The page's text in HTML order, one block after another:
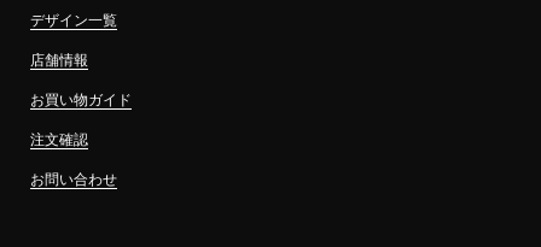
デザイン一覧
店舗情報
お買い物ガイド
注文確認
お問い合わせ